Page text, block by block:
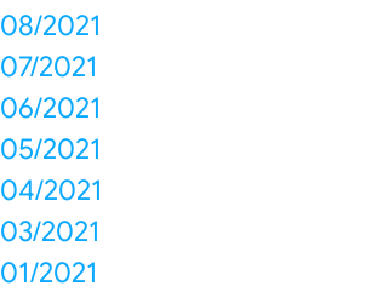
08/2021
07/2021
06/2021
05/2021
04/2021
03/2021
01/2021